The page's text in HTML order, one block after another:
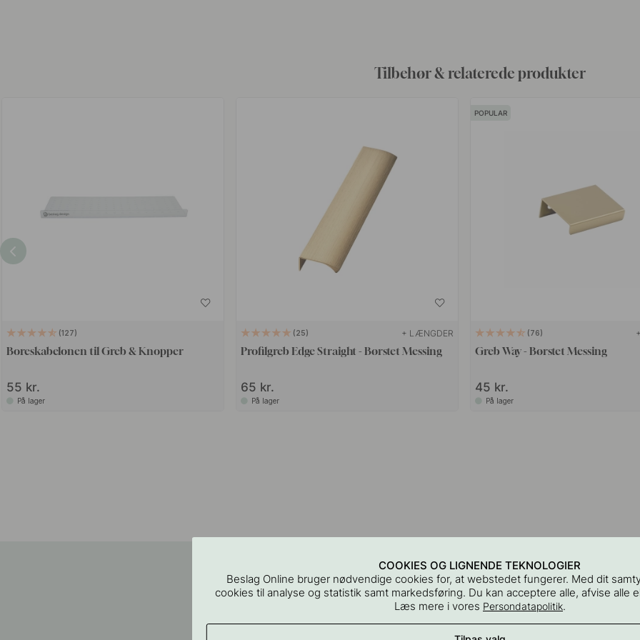
Tilbehør & relaterede produkter
127
Boreskabelonen til Greb & Knopper
55 kr.
På lager
25 + LÆNGDER
Profilgreb Edge Straight - Børstet Messing
65 kr.
På lager
POPULAR
76
Greb Way - Børstet Messing
45 kr.
På lager
COOKIES OG LIGNENDE TEKNOLOGIER
Beslag Online bruger nødvendige cookies for, at webstedet fungerer. Med dit
cookies til analyse og statistik samt markedsføring. Du kan acceptere alle, afvise alle
Læs mere i vores Persondatapolitik.